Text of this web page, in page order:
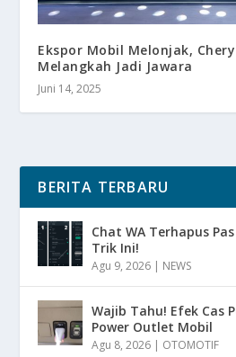
Ekspor Mobil Melonjak,
Melangkah Jadi Jawara
Juni 14, 2025
BERITA TERBARU
Chat WA Terhapus
Trik Ini!
Agu 9, 2026 | NEWS
Wajib Tahu! Efek Cas
Power Outlet Mobil
Agu 8, 2026 | OTOMOTIF